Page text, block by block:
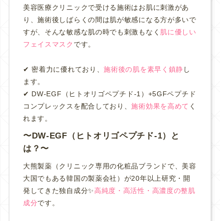
美容医療クリニックで受ける施術はお肌に刺激があ
り、施術後しばらくの間は肌が敏感になる方が多いで
すが、そんな敏感な肌の時でも刺激もなく 肌に優しい
フェイスマスク です。
✔︎ 密着力に優れており、施術後の肌を素早く鎮静 し
ます。
✔︎ DW-EGF（ヒトオリゴペプチド-1）+5GFペプチド
コンプレックスを配合しており、施術効果を高めて く
れます。
DW-EGF（ヒトオリゴペプチド-1）と
は？
大熊製薬（クリニック専用の化粧品ブランドで、美容
大国でもある韓国の製薬会社） が20年以上研究・開
発してきた独自成分✨高純度・高活性・高濃度の整肌
成分です。